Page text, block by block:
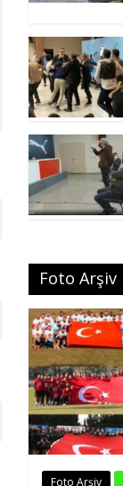
Foto Arşiv
Foto Arşiv